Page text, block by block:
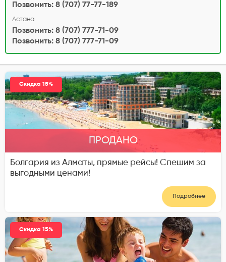
Позвонить: 8 (707) 77-77-189
Астана
Позвонить: 8 (707) 777-71-09
Позвонить: 8 (707) 777-71-09
Скидка 15%
ПРОДАНО
Болгария из Алматы, прямые рейсы! Спешим за
выгодными ценами!
Подробнее
Скидка 15%